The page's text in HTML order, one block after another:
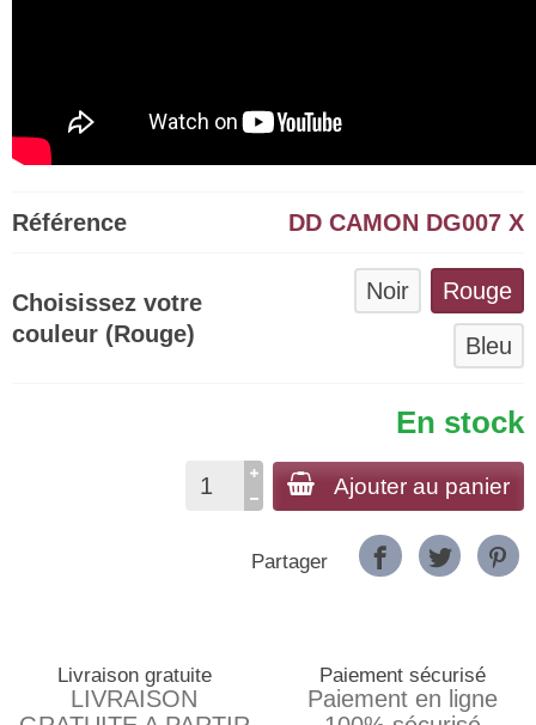
Référence DD CAMON DG007 X
Choisissez votre
couleur (Rouge)
Noir Rouge
Bleu
En stock
Ajouter au panier
Partager
Livraison gratuite
LIVRAISON
Paiement sécurisé
Paiement en ligne